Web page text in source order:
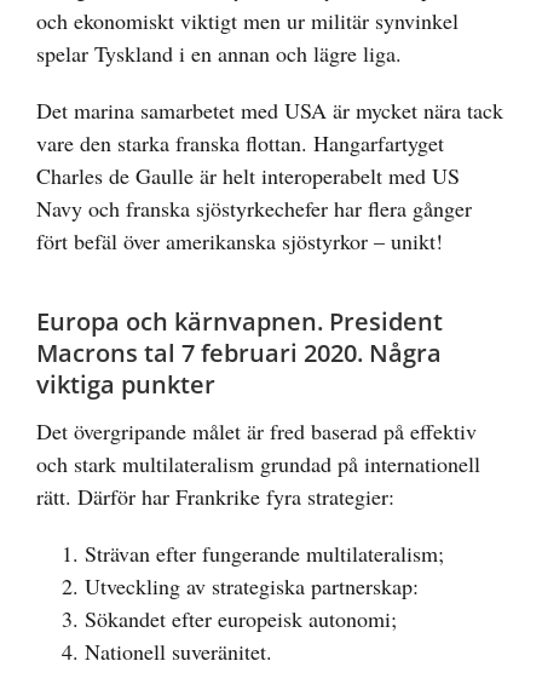
och ekonomiskt viktigt men ur militär synvinkel
spelar Tyskland i en annan och lägre liga.
Det marina samarbetet med USA är mycket nära tack
vare den starka franska flottan. Hangarfartyget
Charles de Gaulle är helt interoperabelt med US
Navy och franska sjöstyrkechefer har flera gånger
fört befäl över amerikanska sjöstyrkor – unikt!
Europa och kärnvapnen. President
Macrons tal 7 februari 2020. Några
viktiga punkter
Det övergripande målet är fred baserad på effektiv
och stark multilateralism grundad på internationell
rätt. Därför har Frankrike fyra strategier:
Strävan efter fungerande multilateralism;
Utveckling av strategiska partnerskap:
Sökandet efter europeisk autonomi;
Nationell suveränitet.